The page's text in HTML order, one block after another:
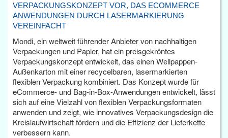
VERPACKUNGSKONZEPT VOR, DAS ECOMMERCE
ANWENDUNGEN DURCH LASERMARKIERUNG
VEREINFACHT
Mondi, ein weltweit führender Anbieter von nachhaltigen
Verpackungen und Papier, hat ein preisgekröntes
Verpackungskonzept entwickelt, das einen Wellpappen-
Außenkarton mit einer recycelbaren, lasermarkierten
flexiblen Verpackung kombiniert. Das Konzept wurde für
eCommerce- und Bag-in-Box-Anwendungen entwickelt, lässt
sich auf eine Vielzahl von flexiblen Verpackungsformaten
anwenden und zeigt, wie innovatives Verpackungsdesign die
Kreislaufwirtschaft fördern und die Effizienz der Lieferkette
verbessern kann.